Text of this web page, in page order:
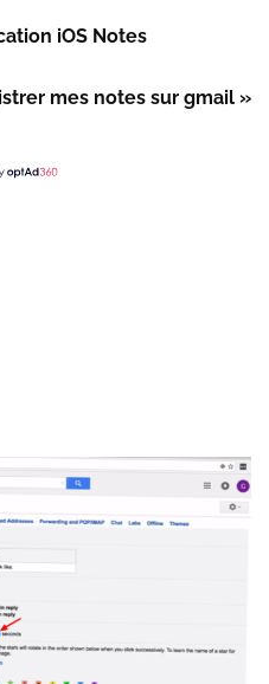
iOS Notes
mes notes sur gmail »